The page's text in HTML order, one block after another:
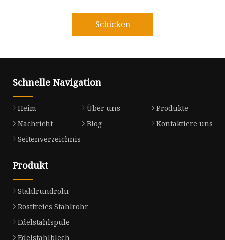
Schicken
Schnelle Navigation
Heim Über uns
Produkte
Nachricht
Blog
Kontaktiere uns
Seitenverzeichnis
Produkt
Stahlrundrohr
Rostfreies Stahlrohr
Edelstahlspule
Edelstahlblech